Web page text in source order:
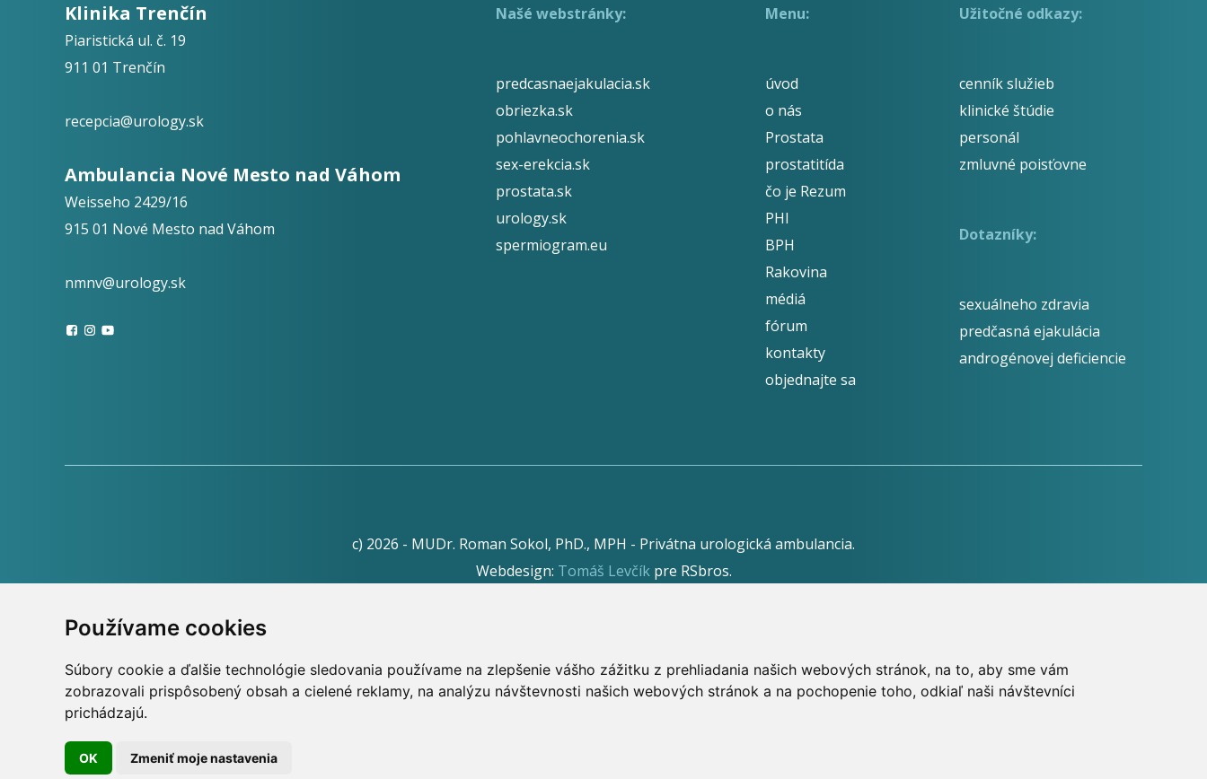
Používame cookies
Súbory cookie a ďalšie technológie sledovania používame na zlepšenie vášho zážitku z prehliadania našich webových stránok, na to, aby sme vám
zobrazovali prispôsobený obsah a cielené reklamy, na analýzu návštevnosti našich webových stránok a na pochopenie toho, odkiaľ naši návštevníci
prichádzajú.
OK Zmeniť moje nastavenia
Klinika Trenčín
Piaristická ul. č. 19
911 01 Trenčín
recepcia@urology.sk
Ambulancia Nové Mesto nad Váhom
Weisseho 2429/16
915 01 Nové Mesto nad Váhom
nmnv@urology.sk
Našé webstránky:
predcasnaejakulacia.sk
obriezka.sk
pohlavneochorenia.sk
sex-erekcia.sk
prostata.sk
urology.sk
spermiogram.eu
Menu:
úvod
o nás
Prostata
prostatitída
čo je Rezum
PHI
BPH
Rakovina
médiá
fórum
kontakty
objednajte sa
Užitočné odkazy:
cenník služieb
klinické štúdie
personál
zmluvné poisťovne
Dotazníky:
sexuálneho zdravia
predčasná ejakulácia
androgénovej deficiencie
c) 2026 - MUDr. Roman Sokol, PhD., MPH - Privátna urologická ambulancia.
Webdesign: Tomáš Levčíkpre RSbros.
Skopírovaním textu alebo časti textu z akejkoľvek stránky tohto webu a jeho umiestnením na iný web porušíte práva MUDr. Romana Sokola, PhD., MPH, ako aj